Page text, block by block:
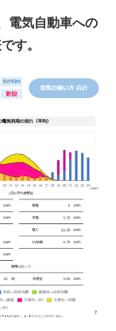
電気自動車への
す。